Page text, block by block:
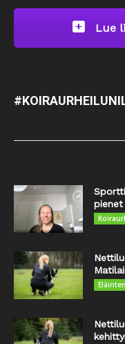
Lue
pienet